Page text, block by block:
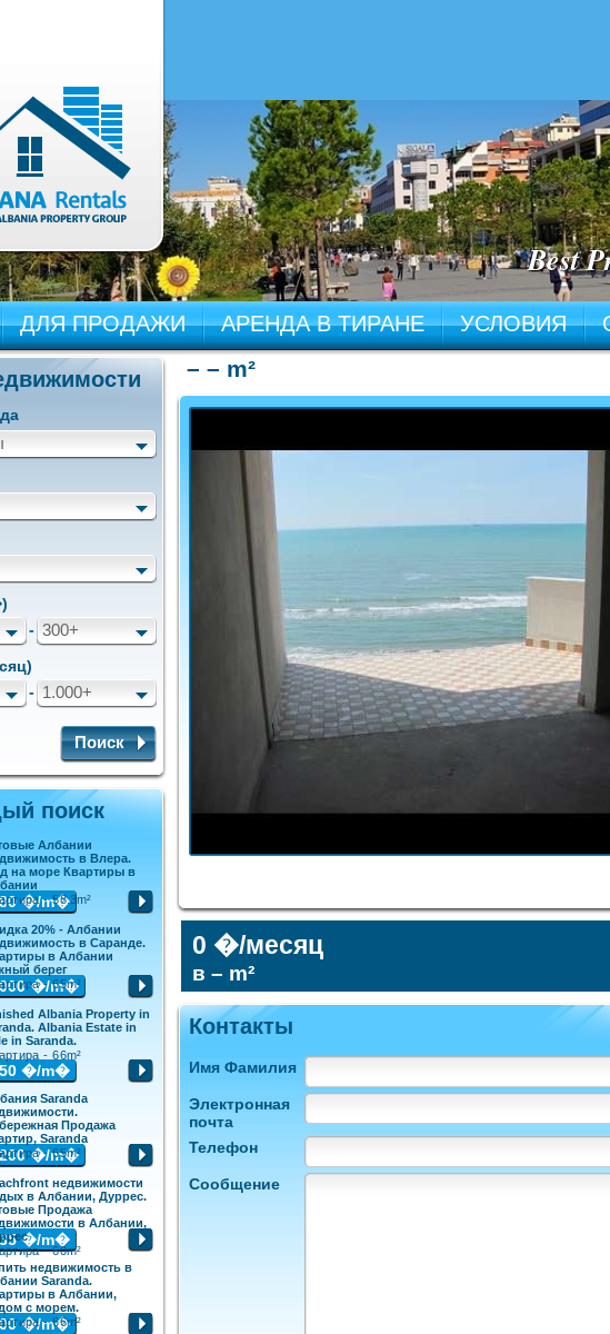
Best
ДЛЯ ПРОДАЖИ АРЕНДА В ТИРАНЕ УСЛОВИЯ
– – m²
0 �/месяц
в – m²
Контакты
Имя Фамилия
Электронная
почта
Телефон
Сообщение
- 300+
- 1.000+
Поиск
поиск
Албании
в Влера.
на море Квартиры в
- 58.3m²
�/m�
20% - Албании
в Саранде.
в Албании
берег
- 65m²
�/m�
Albania Property in
Albania Estate in
in Saranda.
- 66m²
�/m�
Saranda
Продажа
Saranda
- 65m²
�/m�
недвижимости
в Албании, Дуррес.
Продажа
в Албании,
- 60m²
�/m�
недвижимость в
Saranda.
в Албании,
с морем.
- 66m²
�/m�